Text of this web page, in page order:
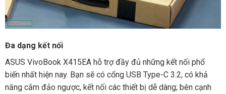
Đa dạng kết nối
ASUS VivoBook X415EA hỗ trợ đầy đủ những kết nối phổ
biến nhất hiện nay. Bạn sẽ có cổng USB Type-C 3.2, có khả
năng cắm đảo ngược, kết nối các thiết bị dễ dàng; bên cạnh